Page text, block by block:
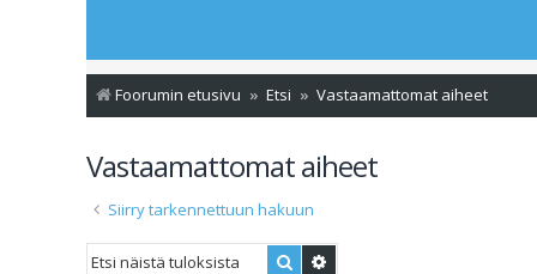
Foorumin etusivu Etsi Vastaamattomat aiheet
Vastaamattomat aiheet
Siirry tarkennettuun hakuun
Etsi